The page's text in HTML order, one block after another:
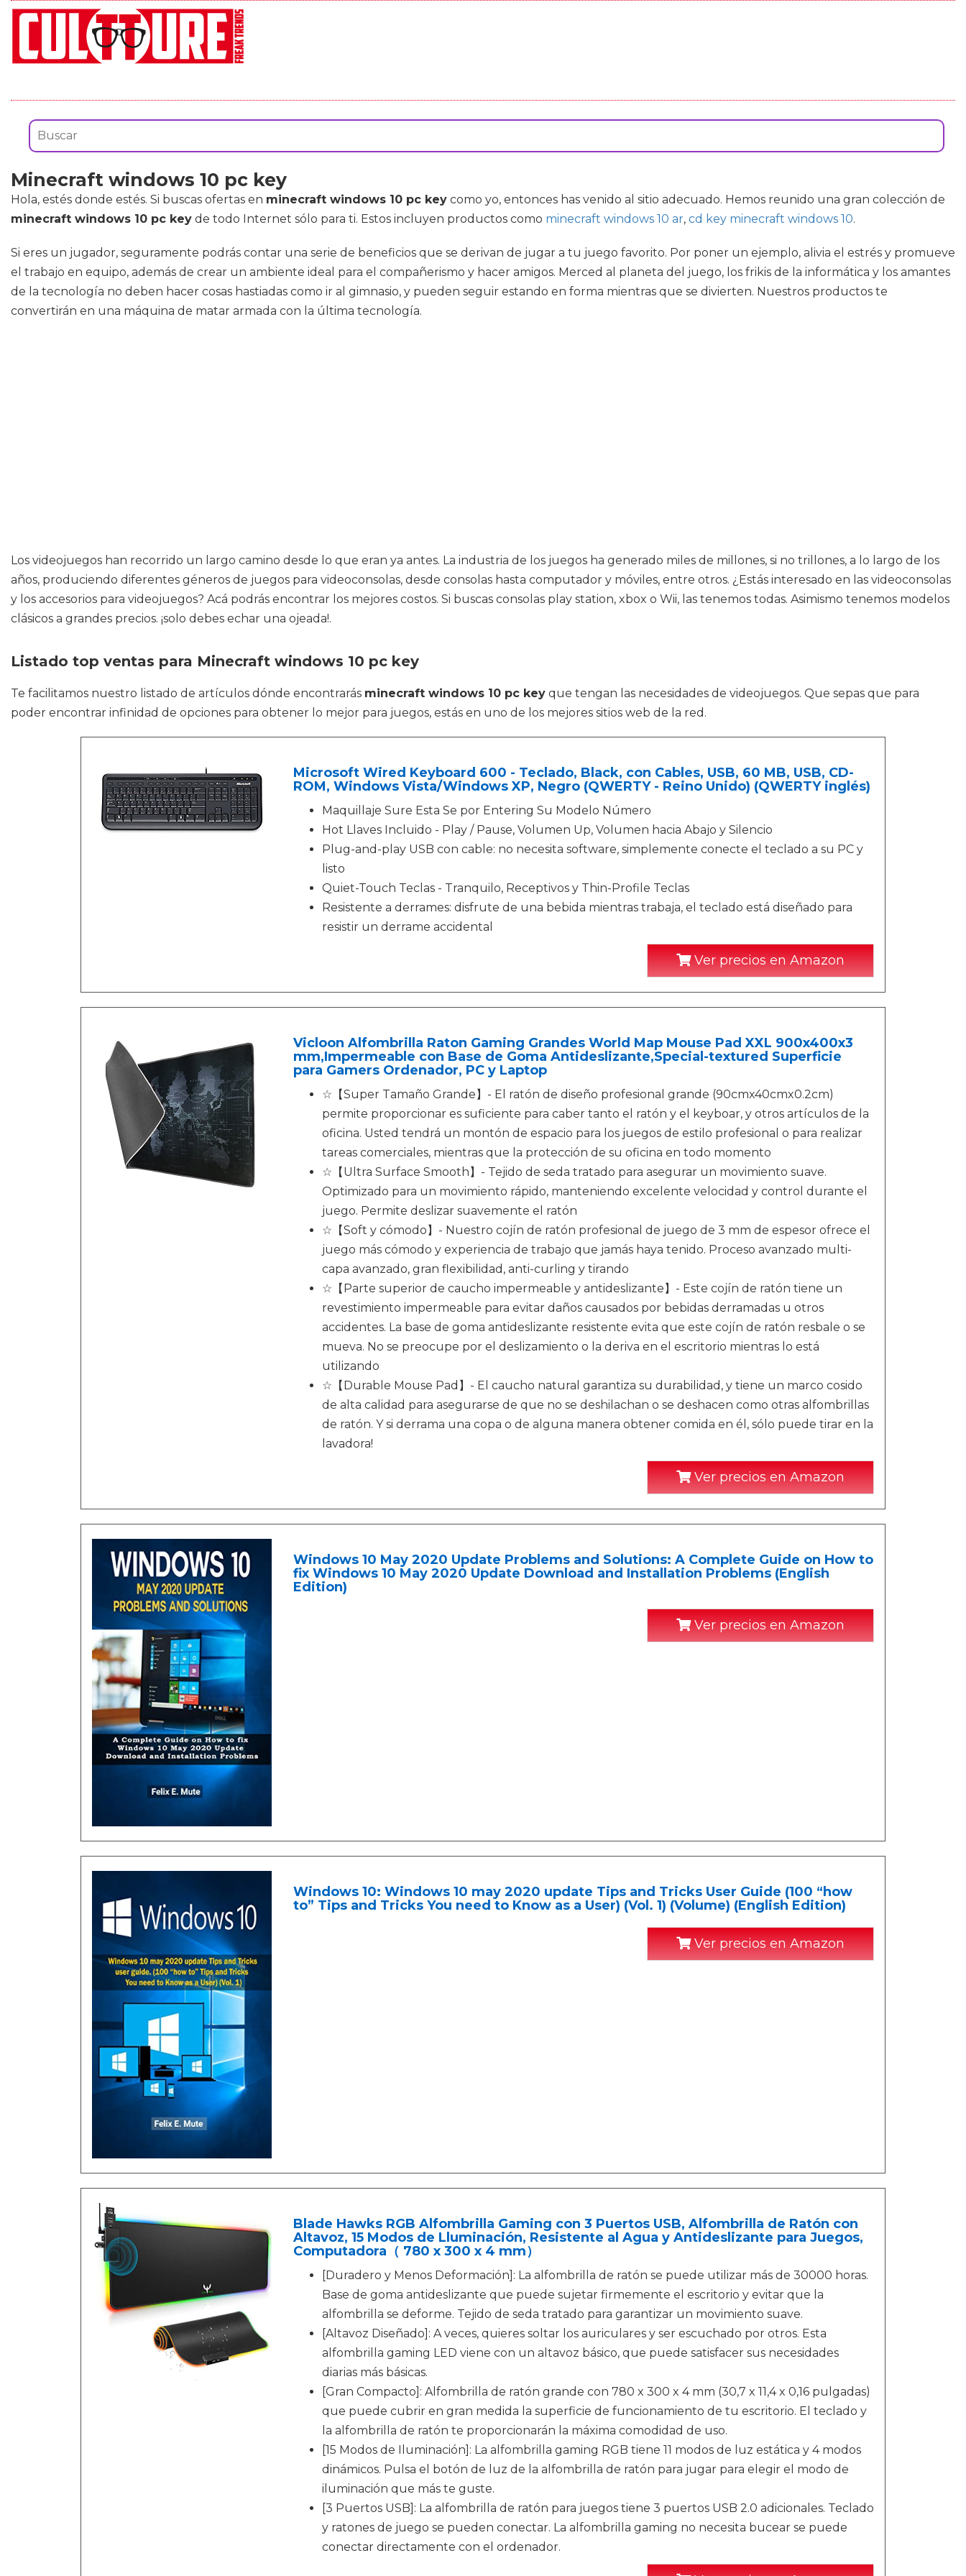
Minecraft windows 10 pc key
Hola, estés donde estés. Si buscas ofertas en minecraft windows 10 pc key como yo, entonces has venido al sitio adecuado. Hemos reunido una gran colección de
minecraft windows 10 pc key de todo Internet sólo para ti. Estos incluyen productos como minecraft windows 10 ar, cd key minecraft windows 10.
Si eres un jugador, seguramente podrás contar una serie de beneficios que se derivan de jugar a tu juego favorito. Por poner un ejemplo, alivia el estrés y promueve
el trabajo en equipo, además de crear un ambiente ideal para el compañerismo y hacer amigos. Merced al planeta del juego, los frikis de la informática y los amantes
de la tecnología no deben hacer cosas hastiadas como ir al gimnasio, y pueden seguir estando en forma mientras que se divierten. Nuestros productos te
convertirán en una máquina de matar armada con la última tecnología.
Los videojuegos han recorrido un largo camino desde lo que eran ya antes. La industria de los juegos ha generado miles de millones, si no trillones, a lo largo de los
años, produciendo diferentes géneros de juegos para videoconsolas, desde consolas hasta computador y móviles, entre otros. ¿Estás interesado en las videoconsolas
y los accesorios para videojuegos? Acá podrás encontrar los mejores costos. Si buscas consolas play station, xbox o Wii, las tenemos todas. Asimismo tenemos modelos
clásicos a grandes precios. ¡solo debes echar una ojeada!.
Listado top ventas para Minecraft windows 10 pc key
Te facilitamos nuestro listado de artículos dónde encontrarás minecraft windows 10 pc key que tengan las necesidades de videojuegos. Que sepas que para
poder encontrar infinidad de opciones para obtener lo mejor para juegos, estás en uno de los mejores sitios web de la red.
Microsoft Wired Keyboard 600 - Teclado, Black, con Cables, USB, 60 MB, USB, CD-
ROM, Windows Vista/Windows XP, Negro (QWERTY - Reino Unido) (QWERTY inglés)
Maquillaje Sure Esta Se por Entering Su Modelo Número
Hot Llaves Incluido - Play / Pause, Volumen Up, Volumen hacia Abajo y Silencio
Plug-and-play USB con cable: no necesita software, simplemente conecte el teclado a su PC y
listo
Quiet-Touch Teclas - Tranquilo, Receptivos y Thin-Profile Teclas
Resistente a derrames: disfrute de una bebida mientras trabaja, el teclado está diseñado para
resistir un derrame accidental
Ver precios en Amazon
Vicloon Alfombrilla Raton Gaming Grandes World Map Mouse Pad XXL 900x400x3
mm,Impermeable con Base de Goma Antideslizante,Special-textured Superficie
para Gamers Ordenador, PC y Laptop
☆【Super Tamaño Grande】- El ratón de diseño profesional grande (90cmx40cmx0.2cm)
permite proporcionar es suficiente para caber tanto el ratón y el keyboar, y otros artículos de la
oficina. Usted tendrá un montón de espacio para los juegos de estilo profesional o para realizar
tareas comerciales, mientras que la protección de su oficina en todo momento
☆【Ultra Surface Smooth】- Tejido de seda tratado para asegurar un movimiento suave.
Optimizado para un movimiento rápido, manteniendo excelente velocidad y control durante el
juego. Permite deslizar suavemente el ratón
☆【Soft y cómodo】- Nuestro cojín de ratón profesional de juego de 3 mm de espesor ofrece el
juego más cómodo y experiencia de trabajo que jamás haya tenido. Proceso avanzado multi-
capa avanzado, gran flexibilidad, anti-curling y tirando
☆【Parte superior de caucho impermeable y antideslizante】- Este cojín de ratón tiene un
revestimiento impermeable para evitar daños causados ​​por bebidas derramadas u otros
accidentes. La base de goma antideslizante resistente evita que este cojín de ratón resbale o se
mueva. No se preocupe por el deslizamiento o la deriva en el escritorio mientras lo está
utilizando
☆【Durable Mouse Pad】- El caucho natural garantiza su durabilidad, y tiene un marco cosido
de alta calidad para asegurarse de que no se deshilachan o se deshacen como otras alfombrillas
de ratón. Y si derrama una copa o de alguna manera obtener comida en él, sólo puede tirar en la
lavadora!
Ver precios en Amazon
Windows 10 May 2020 Update Problems and Solutions: A Complete Guide on How to
fix Windows 10 May 2020 Update Download and Installation Problems (English
Edition)
Ver precios en Amazon
Windows 10: Windows 10 may 2020 update Tips and Tricks User Guide (100 “how
to” Tips and Tricks You need to Know as a User) (Vol. 1) (Volume) (English Edition)
Ver precios en Amazon
Blade Hawks RGB Alfombrilla Gaming con 3 Puertos USB, Alfombrilla de Ratón con
Altavoz, 15 Modos de Lluminación, Resistente al Agua y Antideslizante para Juegos,
Computadora（ 780 x 300 x 4 mm）
[Duradero y Menos Deformación]: La alfombrilla de ratón se puede utilizar más de 30000 horas.
Base de goma antideslizante que puede sujetar firmemente el escritorio y evitar que la
alfombrilla se deforme. Tejido de seda tratado para garantizar un movimiento suave.
[Altavoz Diseñado]: A veces, quieres soltar los auriculares y ser escuchado por otros. Esta
alfombrilla gaming LED viene con un altavoz básico, que puede satisfacer sus necesidades
diarias más básicas.
[Gran Compacto]: Alfombrilla de ratón grande con 780 x 300 x 4 mm (30,7 x 11,4 x 0,16 pulgadas)
que puede cubrir en gran medida la superficie de funcionamiento de tu escritorio. El teclado y
la alfombrilla de ratón te proporcionarán la máxima comodidad de uso.
[15 Modos de Iluminación]: La alfombrilla gaming RGB tiene 11 modos de luz estática y 4 modos
dinámicos. Pulsa el botón de luz de la alfombrilla de ratón para jugar para elegir el modo de
iluminación que más te guste.
[3 Puertos USB]: La alfombrilla de ratón para juegos tiene 3 puertos USB 2.0 adicionales. Teclado
y ratones de juego se pueden conectar. La alfombrilla gaming no necesita bucear se puede
conectar directamente con el ordenador.